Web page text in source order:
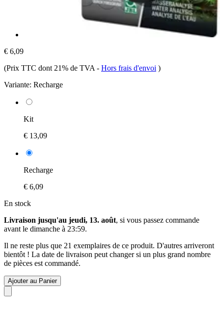
€ 6,09
(Prix TTC dont 21% de TVA - Hors frais d'envoi )
Variante: Recharge
Kit
€ 13,09
Recharge
€ 6,09
En stock
Livraison jusqu'au jeudi, 13. août, si vous passez commande
avant le dimanche à 23:59.
Il ne reste plus que 21 exemplaires de ce produit. D'autres arriveront
bientôt ! La date de livraison peut changer si un plus grand nombre
de pièces est commandé.
Ajouter au Panier